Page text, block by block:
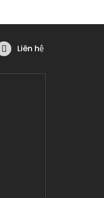
Liên hệ